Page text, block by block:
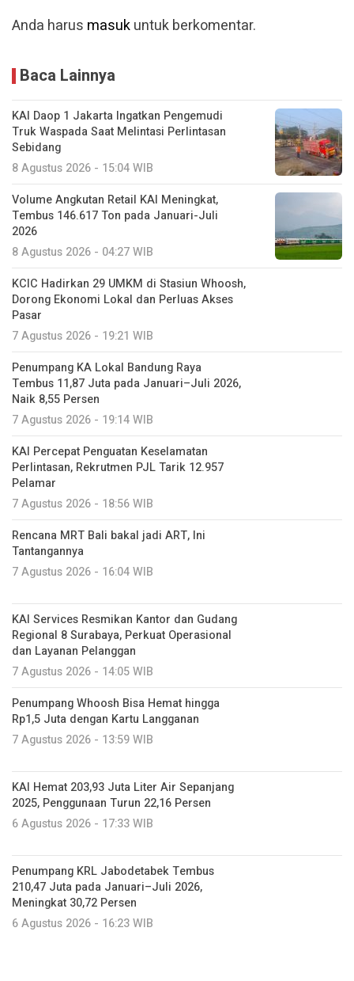
Anda harus masukuntuk berkomentar.
Baca Lainnya
KAI Daop 1 Jakarta Ingatkan Pengemudi
Truk Waspada Saat Melintasi Perlintasan
Sebidang
8 Agustus 2026 - 15:04 WIB
Volume Angkutan Retail KAI Meningkat,
Tembus 146.617 Ton pada Januari-Juli
2026
8 Agustus 2026 - 04:27 WIB
KCIC Hadirkan 29 UMKM di Stasiun Whoosh,
Dorong Ekonomi Lokal dan Perluas Akses
Pasar
7 Agustus 2026 - 19:21 WIB
Penumpang KA Lokal Bandung Raya
Tembus 11,87 Juta pada Januari–Juli 2026,
Naik 8,55 Persen
7 Agustus 2026 - 19:14 WIB
KAI Percepat Penguatan Keselamatan
Perlintasan, Rekrutmen PJL Tarik 12.957
Pelamar
7 Agustus 2026 - 18:56 WIB
Rencana MRT Bali bakal jadi ART, Ini
Tantangannya
7 Agustus 2026 - 16:04 WIB
KAI Services Resmikan Kantor dan Gudang
Regional 8 Surabaya, Perkuat Operasional
dan Layanan Pelanggan
7 Agustus 2026 - 14:05 WIB
Penumpang Whoosh Bisa Hemat hingga
Rp1,5 Juta dengan Kartu Langganan
7 Agustus 2026 - 13:59 WIB
KAI Hemat 203,93 Juta Liter Air Sepanjang
2025, Penggunaan Turun 22,16 Persen
6 Agustus 2026 - 17:33 WIB
Penumpang KRL Jabodetabek Tembus
210,47 Juta pada Januari–Juli 2026,
Meningkat 30,72 Persen
6 Agustus 2026 - 16:23 WIB